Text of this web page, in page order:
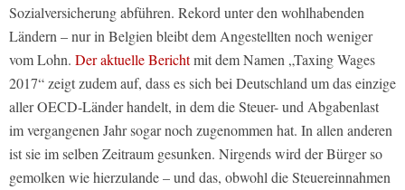
Sozialversicherung abführen. Rekord unter den wohlhabenden
Ländern – nur in Belgien bleibt dem Angestellten noch weniger
vom Lohn. Der aktuelle Berichtmit dem Namen „Taxing Wages
2017“ zeigt zudem auf, dass es sich bei Deutschland um das einzige
aller OECD-Länder handelt, in dem die Steuer- und Abgabenlast
im vergangenen Jahr sogar noch zugenommen hat. In allen anderen
ist sie im selben Zeitraum gesunken. Nirgends wird der Bürger so
gemolken wie hierzulande – und das, obwohl die Steuereinnahmen